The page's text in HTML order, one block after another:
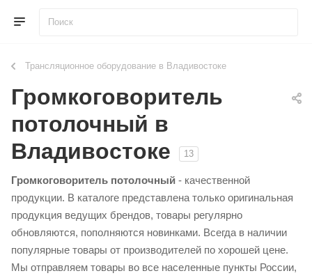
Трансляционное оборудование в Владивостоке
Громкоговоритель
потолочный в
Владивостоке
13
Громкоговоритель потолочный - качественной
продукции. В каталоге представлена только оригинальная
продукция ведущих брендов, товары регулярно
обновляются, пополняются новинками. Всегда в наличии
популярные товары от производителей по хорошей цене.
Мы отправляем товары во все населенные пункты России,